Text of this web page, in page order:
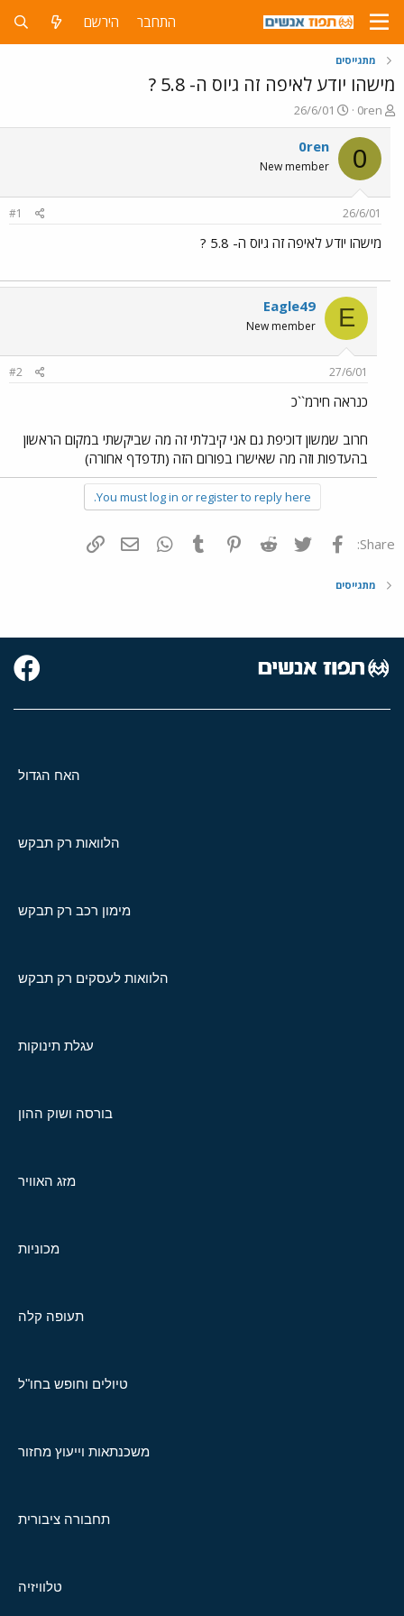
התחבר הירשם
מתגייסים
מישהו יודע לאיפה זה גיוס ה- 5.8 ?
פ
ו
ת
ח
ה
ש
א
0ren
פ
ו
ר
26/6/01
0
0ren
New member
26/6/01
#1
מישהו יודע לאיפה זה גיוס ה- 5.8 ?
E
Eagle49
New member
27/6/01
#2
כנראה חירמ``כ
חרוב שמשון דוכיפת גם אני קיבלתי זה מה שביקשתי במקום הראשון
בהעדפות וזה מה שאישרו בפורום הזה (תדפדף אחורה)
You must log in or register to reply here.
Share: פייסבוק Twitter
Reddit
Pinterest
Tumblr
WhatsAppדואר אלקטרוני
מתגייסים
האח הגדול
הלוואות רק תבקש
מימון רכב רק תבקש
הלוואות לעסקים רק תבקש
עגלת תינוקות
בורסה ושוק ההון
מזג האוויר
מכוניות
תעופה קלה
טיולים וחופש בחו"ל
משכנתאות וייעוץ מחזור
תחבורה ציבורית
טלוויזיה